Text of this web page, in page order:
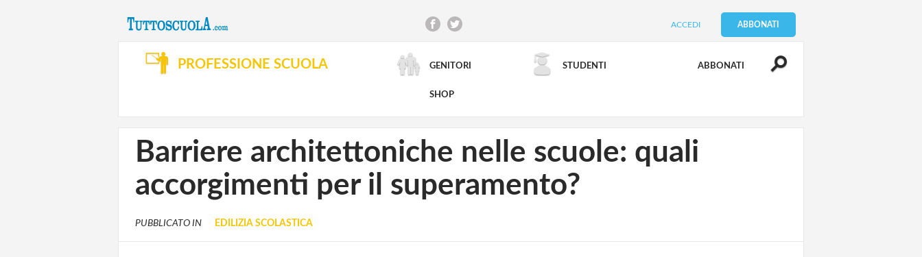
ACCEDI ABBONATI
PROFESSIONE SCUOLA GENITORI STUDENTI ABBONATI
SHOP
RICERCA AVANZATA
Barriere architettoniche nelle scuole: quali
accorgimenti per il superamento?
PUBBLICATO IN EDILIZIA SCOLASTICA